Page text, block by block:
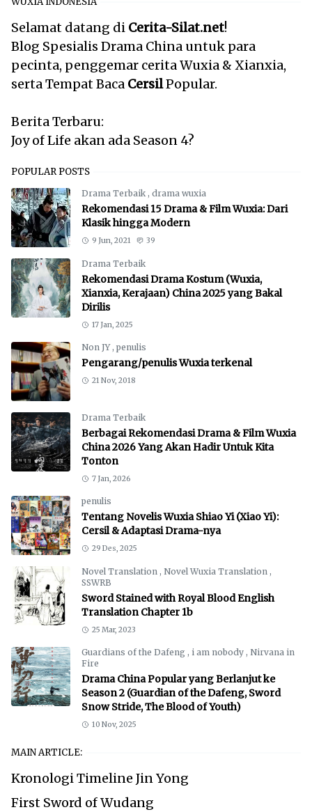
Selamat datang di Cerita-Silat.net!
Blog Spesialis Drama China untuk para
pecinta, penggemar cerita Wuxia & Xianxia,
serta Tempat Baca CersilPopular.
Berita Terbaru:
Joy of Life akan ada Season 4?
POPULAR POSTS
Drama Terbaik , drama wuxia
Rekomendasi 15 Drama & Film Wuxia: Dari
Klasik hingga Modern
9 Jun, 2021 39
Drama Terbaik
Rekomendasi Drama Kostum (Wuxia,
Xianxia, Kerajaan) China 2025 yang Bakal
Dirilis
17 Jan, 2025
Non JY , penulis
Pengarang/penulis Wuxia terkenal
21 Nov, 2018
Drama Terbaik
Berbagai Rekomendasi Drama & Film Wuxia
China 2026 Yang Akan Hadir Untuk Kita
Tonton
7 Jan, 2026
penulis
Tentang Novelis Wuxia Shiao Yi (Xiao Yi):
Cersil & Adaptasi Drama-nya
29 Des, 2025
Novel Translation , Novel Wuxia Translation ,
SSWRB
Sword Stained with Royal Blood English
Translation Chapter 1b
25 Mar, 2023
Guardians of the Dafeng , i am nobody , Nirvana in
Fire
Drama China Popular yang Berlanjut ke
Season 2 (Guardian of the Dafeng, Sword
Snow Stride, The Blood of Youth)
10 Nov, 2025
MAIN ARTICLE:
Kronologi Timeline Jin Yong
First Sword of Wudang